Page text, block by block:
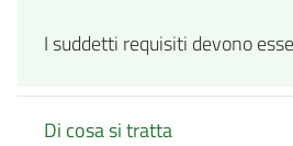
I suddetti requisiti devono
Di cosa si tratta